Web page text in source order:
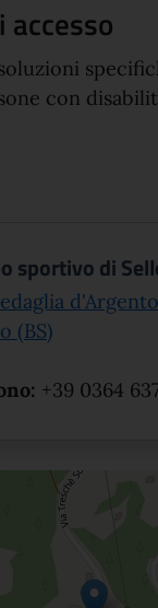
con
sportivo di
(BS)
+39 0364